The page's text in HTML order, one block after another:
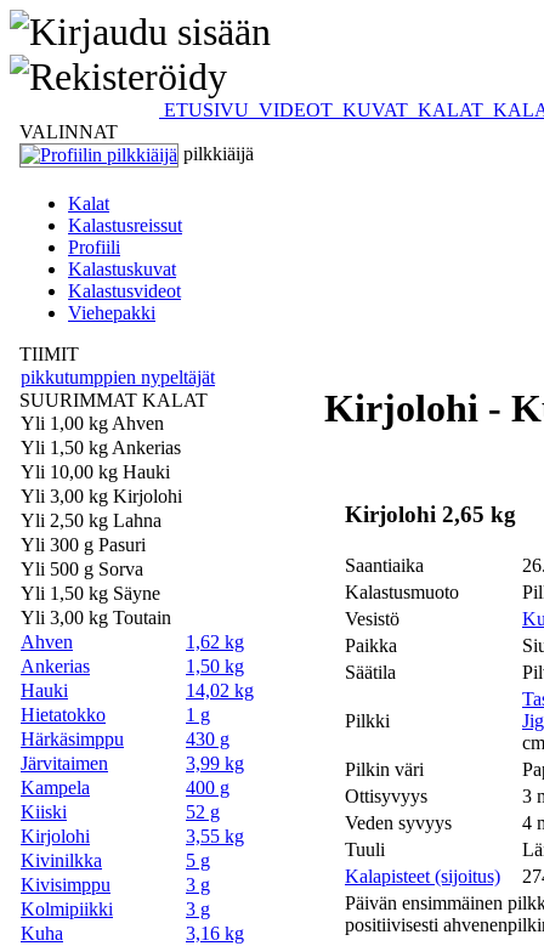
ETUSIVU VIDEOT KUVAT KALAT
VALINNAT
pilkkiäijä
Kalat
Kalastusreissut
Profiili
Kalastuskuvat
Kalastusvideot
Viehepakki
TIIMIT
pikkutumppien nypeltäjät
SUURIMMAT KALAT
Yli 1,00 kg Ahven
Yli 1,50 kg Ankerias
Yli 10,00 kg Hauki
Yli 3,00 kg Kirjolohi
Yli 2,50 kg Lahna
Yli 300 g Pasuri
Yli 500 g Sorva
Yli 1,50 kg Säyne
Yli 3,00 kg Toutain
Ahven
1,62 kg
Ankerias
1,50 kg
Hauki
14,02 kg
Hietatokko
1 g
Härkäsimppu
430 g
Järvitaimen
3,99 kg
Kampela
400 g
Kiiski
52 g
Kirjolohi
3,55 kg
Kivinilkka
5 g
Kivisimppu
3 g
Kolmipiikki
3 g
Kuha
3,16 kg
Kirjolohi -
Kirjolohi 2,65 kg
Saantiaika
Kalastusmuoto
Vesistö
Paikka
Säätila
Pilkki
Pilkin väri
Ottisyvyys
3
Veden syvyys
4
Tuuli
Kalapisteet (sijoitus)
Päivän ensimmäinen
positiivisesti